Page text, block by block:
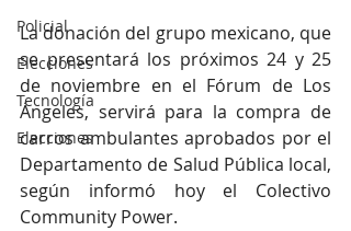
Policial
Elecciones
Tecnología
Elecciones
La donación del grupo mexicano, que
se presentará los próximos 24 y 25
de noviembre en el Fórum de Los
Ángeles, servirá para la compra de
carros ambulantes aprobados por el
Departamento de Salud Pública local,
según informó hoy el Colectivo
Community Power.